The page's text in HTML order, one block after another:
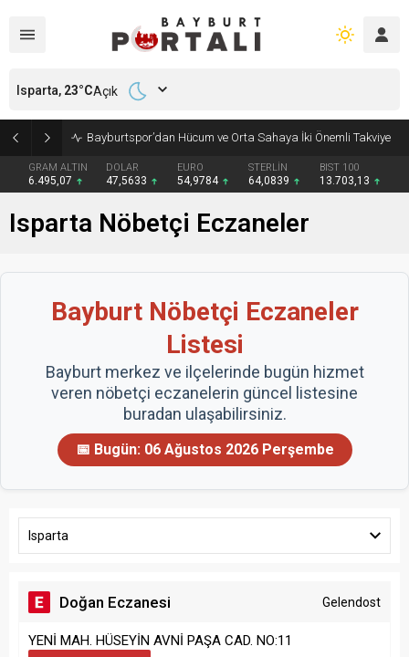
Bayburtspor’dan Hücum ve Orta Sahaya İki Önemli Takviye
GRAM ALTIN
6.495,07
DOLAR
47,5633
EURO
54,9784
STERLİN
64,0839
BIST 100
13.703,13
Isparta, 23°CAçık
Isparta Nöbetçi Eczaneler
Bayburt Nöbetçi Eczaneler
Listesi
Bayburt merkez ve ilçelerinde bugün hizmet
veren nöbetçi eczanelerin güncel listesine
buradan ulaşabilirsiniz.
📅 Bugün: 06 Ağustos 2026 Perşembe
Isparta
Doğan Eczanesi Gelendost
YENİ MAH. HÜSEYİN AVNİ PAŞA CAD. NO:11